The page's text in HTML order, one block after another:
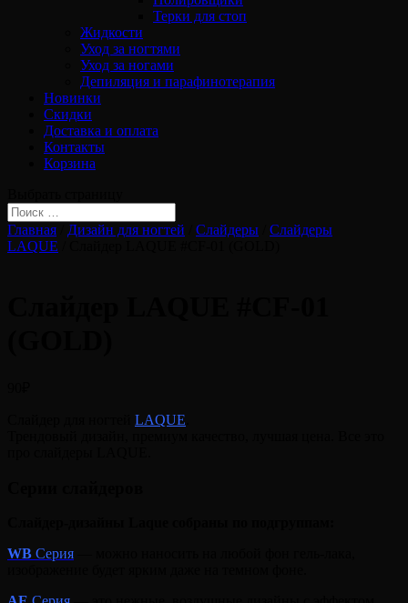
Терки для стоп
Жидкости
Уход за ногтями
Уход за ногами
Депиляция и парафинотерапия
Новинки
Скидки
Доставка и оплата
Контакты
Корзина
Главная Дизайн для ногтей Слайдеры
Слайдеры
LAQUE
LAQUE
WB Серия